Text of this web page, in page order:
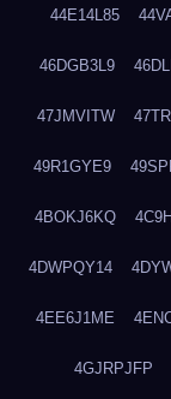
44E14L85
46DGB3L9
47JMVITW
49R1GYE9
4BOKJ6KQ
4DWPQY14
4EE6J1ME
4GJRPJFP